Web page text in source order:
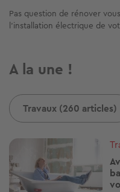
Pas question de rénover
l’installation électrique de
A la une !
Travaux (260 articles)
Image